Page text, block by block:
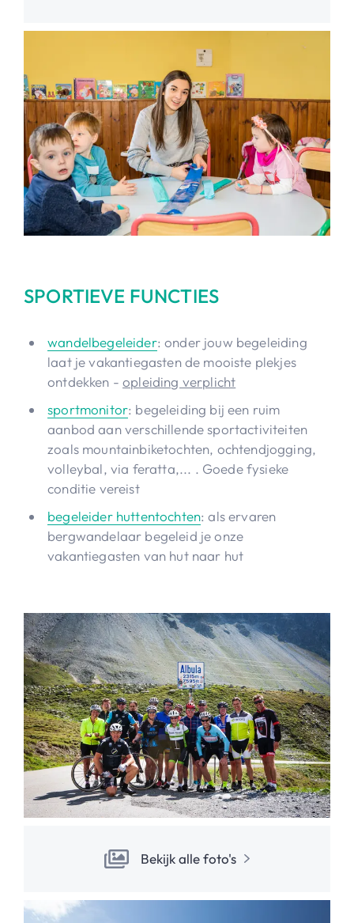
SPORTIEVE FUNCTIES
wandelbegeleider: onder jouw begeleiding
laat je vakantiegasten de mooiste plekjes
ontdekken -opleiding verplicht
sportmonitor: begeleiding bij een ruim
aanbod aan verschillende sportactiviteiten
zoals mountainbiketochten, ochtendjogging,
volleybal, via feratta,... . Goede fysieke
conditie vereist
begeleider huttentochten: als ervaren
bergwandelaar begeleid je onze
vakantiegasten van hut naar hut
Bekijk alle foto's